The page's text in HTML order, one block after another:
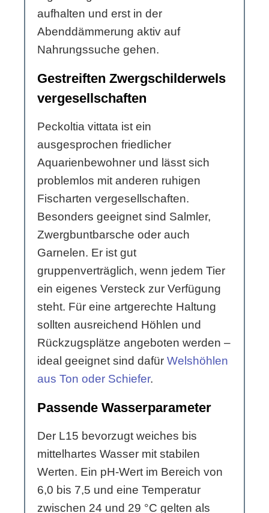
aufhalten und erst in der
Abenddämmerung aktiv auf
Nahrungssuche gehen.
Gestreiften Zwergschilderwels
vergesellschaften
Peckoltia vittata ist ein
ausgesprochen friedlicher
Aquarienbewohner und lässt sich
problemlos mit anderen ruhigen
Fischarten vergesellschaften.
Besonders geeignet sind Salmler,
Zwergbuntbarsche oder auch
Garnelen. Er ist gut
gruppenverträglich, wenn jedem Tier
ein eigenes Versteck zur Verfügung
steht. Für eine artgerechte Haltung
sollten ausreichend Höhlen und
Rückzugsplätze angeboten werden –
ideal geeignet sind dafür Welshöhlen
aus Ton oder Schiefer.
Passende Wasserparameter
Der L15 bevorzugt weiches bis
mittelhartes Wasser mit stabilen
Werten. Ein pH-Wert im Bereich von
6,0 bis 7,5 und eine Temperatur
zwischen 24 und 29 °C gelten als